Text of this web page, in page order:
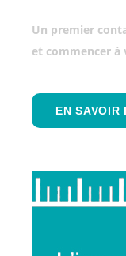
Un premier
et commencer à
EN SAVOIR